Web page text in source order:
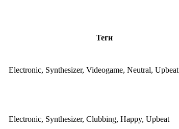
Теги
Electronic, Synthesizer, Videogame, Neutral, Upbeat
Electronic, Synthesizer, Clubbing, Happy, Upbeat